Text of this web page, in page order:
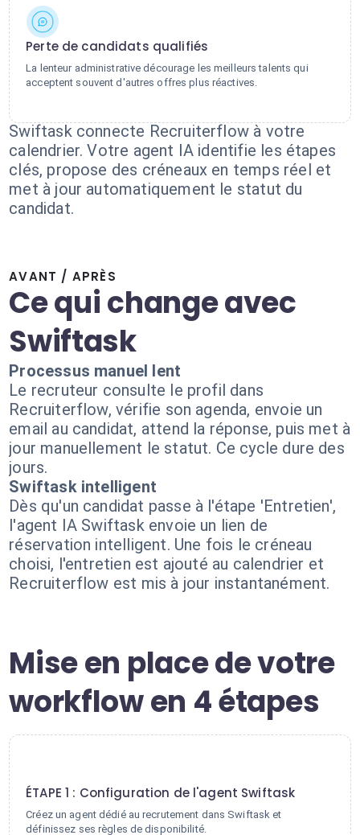
Perte de candidats qualifiés
La lenteur administrative décourage les meilleurs talents qui
acceptent souvent d'autres offres plus réactives.
Swiftask connecte Recruiterflow à votre
calendrier. Votre agent IA identifie les étapes
clés, propose des créneaux en temps réel et
met à jour automatiquement le statut du
candidat.
AVANT / APRÈS
Ce qui change avec
Swiftask
Processus manuel lent
Le recruteur consulte le profil dans
Recruiterflow, vérifie son agenda, envoie un
email au candidat, attend la réponse, puis met à
jour manuellement le statut. Ce cycle dure des
jours.
Swiftask intelligent
Dès qu'un candidat passe à l'étape 'Entretien',
l'agent IA Swiftask envoie un lien de
réservation intelligent. Une fois le créneau
choisi, l'entretien est ajouté au calendrier et
Recruiterflow est mis à jour instantanément.
Mise en place de votre
workflow en 4 étapes
ÉTAPE 1 : Configuration de l'agent Swiftask
Créez un agent dédié au recrutement dans Swiftask et
définissez ses règles de disponibilité.